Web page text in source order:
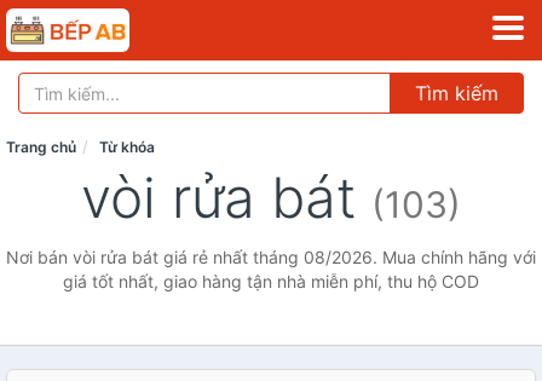
Tìm kiếm
Trang chủ Từ khóa
vòi rửa bát (103)
Nơi bán vòi rửa bát giá rẻ nhất tháng 08/2026. Mua chính hãng với
giá tốt nhất, giao hàng tận nhà miễn phí, thu hộ COD